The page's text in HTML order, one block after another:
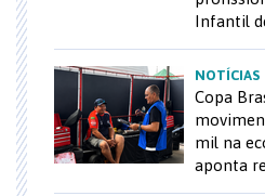
Infantil
NOTÍCIAS
Copa
mil na
aponta